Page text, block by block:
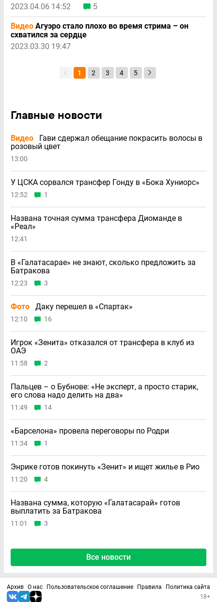
2023.04.06 14:52
5
Видео Агуэро стало плохо во время стрима – он
схватился за сердце
2023.03.30 19:47
1 2 3 4 5
Главные новости
Видео
Гави сдержал обещание покрасить волосы в
розовый цвет
13:00
У ЦСКА сорвался трансфер Гонду в «Бока Хуниорс»
12:52 1
Названа точная сумма трансфера Диоманде в
«Реал»
12:41
В «Галатасарае» не знают, сколько предложить за
Батракова
12:23 3
Фото Даку перешел в «Спартак»
12:10 16
Игрок «Зенита» отказался от трансфера в клуб из
ОАЭ
11:58 2
Пальцев – о Бубнове: «Не эксперт, а просто старик,
его слова надо делить на два»
11:49 14
«Барселона» провела переговоры по Родри
11:34 1
Энрике готов покинуть «Зенит» и ищет жилье в Рио
11:20 4
Названа сумма, которую «Галатасарай» готов
выплатить за Батракова
11:01 3
Все новости
Архив О нас Пользовательское соглашение Правила
Политика сайта
18+